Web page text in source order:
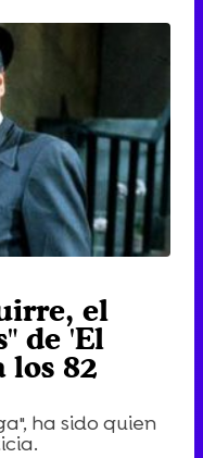
el
de 'El
los 82
ha sido quien